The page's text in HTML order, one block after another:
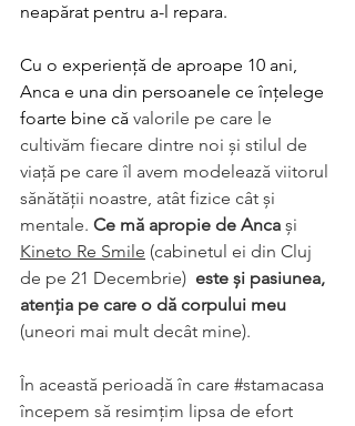
neapărat pentru a-l repara.
Cu o experiență de aproape 10 ani,
Anca e una din persoanele ce înțelege
foarte bine că valorile pe care le
cultivăm fiecare dintre noi și stilul de
viață pe care îl avem modelează viitorul
sănătății noastre, atât fizice cât și
mentale. Ce mă apropie de Anca și
Kineto Re Smile (cabinetul ei din Cluj
de pe 21 Decembrie) este și pasiunea,
atenția pe care o dă corpului meu
(uneori mai mult decât mine).
În această perioadă în care #stamacasa
începem să resimțim lipsa de efort